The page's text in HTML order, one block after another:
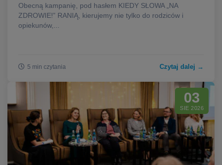
Obecną kampanię, pod hasłem KIEDY SŁOWA „NA
ZDROWIE!” RANIĄ, kierujemy nie tylko do rodziców i
opiekunów,...
5 min czytania Czytaj dalej →
03
SIE 2026